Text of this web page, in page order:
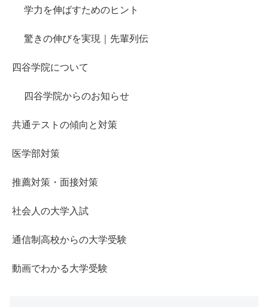
学力を伸ばすためのヒント
驚きの伸びを実現｜先輩列伝
四谷学院について
四谷学院からのお知らせ
共通テストの傾向と対策
医学部対策
推薦対策・面接対策
社会人の大学入試
通信制高校からの大学受験
動画でわかる大学受験